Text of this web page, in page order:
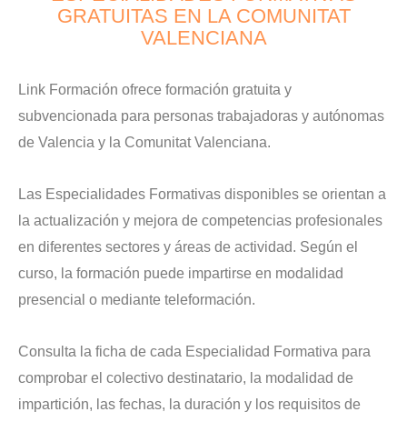
GRATUITAS EN LA COMUNITAT
VALENCIANA
Link Formación ofrece formación gratuita y
subvencionada para personas trabajadoras y autónomas
de Valencia y la Comunitat Valenciana.
Las Especialidades Formativas disponibles se orientan a
la actualización y mejora de competencias profesionales
en diferentes sectores y áreas de actividad. Según el
curso, la formación puede impartirse en modalidad
presencial o mediante teleformación.
Consulta la ficha de cada Especialidad Formativa para
comprobar el colectivo destinatario, la modalidad de
impartición, las fechas, la duración y los requisitos de